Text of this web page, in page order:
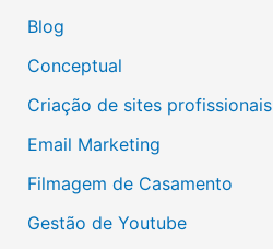
Blog
Conceptual
Criação de sites profissionais
Email Marketing
Filmagem de Casamento
Gestão de Youtube